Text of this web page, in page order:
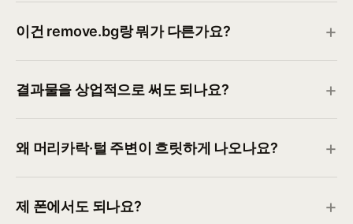
이건 remove.bg랑 뭐가 다른가요?
결과물을 상업적으로 써도 되나요?
왜 머리카락·털 주변이 흐릿하게 나오나요?
제 폰에서도 되나요?